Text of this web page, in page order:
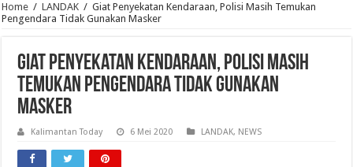
Home / LANDAK / Giat Penyekatan Kendaraan, Polisi Masih Temukan
Pengendara Tidak Gunakan Masker
Giat Penyekatan Kendaraan, Polisi Masih
Temukan Pengendara Tidak Gunakan
Masker
Kalimantan Today 6 Mei 2020 LANDAK, NEWS